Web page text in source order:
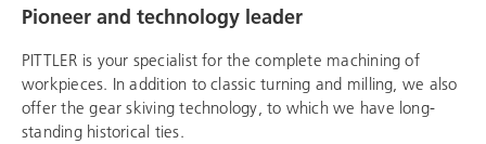
Pioneer and technology leader
PITTLER is your specialist for the complete machining of
workpieces. In addition to classic turning and milling, we also
offer the gear skiving technology, to which we have long-
standing historical ties.